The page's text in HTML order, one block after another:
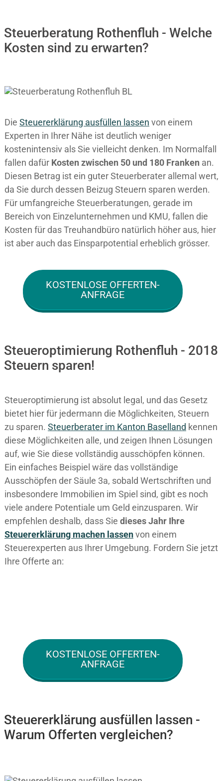
Steuerberatung Rothenfluh - Welche
Kosten sind zu erwarten?
Die Steuererklärung ausfüllen lassen von einem
Experten in Ihrer Nähe ist deutlich weniger
kostenintensiv als Sie vielleicht denken. Im Normalfall
fallen dafür Kosten zwischen 50 und 180 Franken an.
Diesen Betrag ist ein guter Steuerberater allemal wert,
da Sie durch dessen Beizug Steuern sparen werden.
Für umfangreiche Steuerberatungen, gerade im
Bereich von Einzelunternehmen und KMU, fallen die
Kosten für das Treuhandbüro natürlich höher aus, hier
ist aber auch das Einsparpotential erheblich grösser.
KOSTENLOSE OFFERTEN-
ANFRAGE
Steueroptimierung Rothenfluh - 2018
Steuern sparen!
Steueroptimierung ist absolut legal, und das Gesetz
bietet hier für jedermann die Möglichkeiten, Steuern
zu sparen. Steuerberater im K anton Baselland kennen
diese Möglichkeiten alle, und zeigen Ihnen Lösungen
auf, wie Sie diese vollständig ausschöpfen können.
Ein einfaches Beispiel wäre das vollständige
Ausschöpfen der Säule 3a, sobald Wertschriften und
insbesondere Immobilien im Spiel sind, gibt es noch
viele andere Potentiale um Geld einzusparen. Wir
empfehlen deshalb, dass Sie diesesJahr Ihre
Steuererklärung machen lassenvon einem
Steuerexperten aus Ihrer Umgebung. Fordern Sie jetzt
Ihre Offerte an:
KOSTENLOSE OFFERTEN-
ANFRAGE
Steuererklärung ausfüllen lassen -
Warum Offerten vergleichen?